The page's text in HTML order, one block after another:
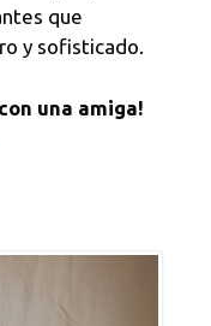
que
y sofisticado.
una amiga!